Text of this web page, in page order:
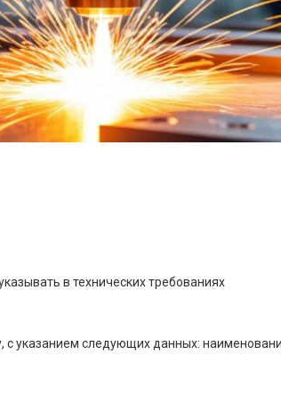
в технических требованиях
с указанием следующих данных: